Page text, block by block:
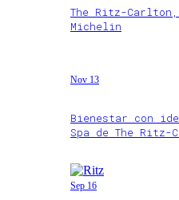
The Ritz-
Michelin
Nov 13
Bienestar con
Spa de The Ritz-
Sep 16